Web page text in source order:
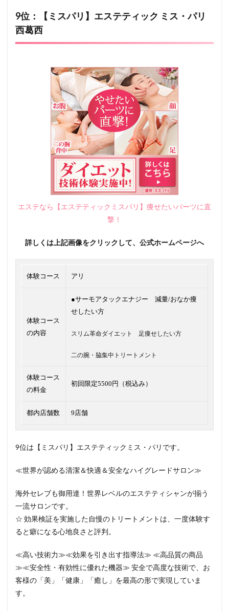
9位：【ミスパリ】エステティック ミス・パリ
西葛西
エステなら【エステティックミスパリ】痩せたいパーツに直
撃！
詳しくは上記画像をクリックして、公式ホームページへ
体験コース アリ
体験コース
の内容
●サーモアタックエナジー 減量/おなか痩
せしたい方
スリム革命ダイエット 足痩せしたい方
二の腕・脇集中トリートメント
体験コース
の料金
初回限定5500円（税込み）
都内店舗数 9店舗
9位は【ミスパリ】エステティックミス・パリです。
≪世界が認める清潔＆快適＆安全なハイグレードサロン≫
海外セレブも御用達！世界レベルのエステティシャンが揃う
一流サロンです。
☆ 効果検証を実施した自慢のトリートメントは、一度体験す
ると癖になる心地良さと評判。
≪高い技術力≫≪効果を引き出す指導法≫ ≪高品質の商品
≫≪安全性・有効性に優れた機器≫ 安全で高度な技術で、お
客様の「美」「健康」「癒し」を最高の形で実現していま
す。